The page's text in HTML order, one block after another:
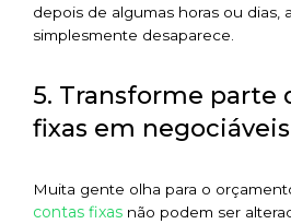
depois de algumas horas ou dias,
simplesmente desaparece.
5. Transforme parte
fixas em negociáveis
Muita gente olha para o
contas fixas não podem ser